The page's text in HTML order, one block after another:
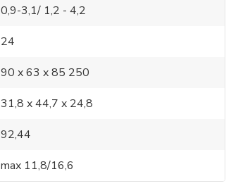
0,9-3,1/ 1,2 - 4,2
24
90 x 63 x 85 250
31,8 x 44,7 x 24,8
92,44
max 11,8/16,6